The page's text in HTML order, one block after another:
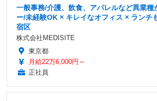
一般事務/介護、飲食、アパレルなど異業種
ー/未経験OK × キレイなオフィス × ランチ
宿区
株式会社MEDISITE
東京都
月給22万6,000円～
正社員